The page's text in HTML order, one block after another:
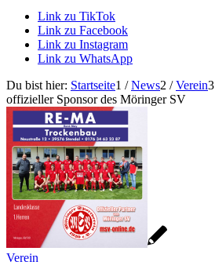
Link zu TikTok
Link zu Facebook
Link zu Instagram
Link zu WhatsApp
Du bist hier: Startseite1 / News2 / Verein3
offizieller Sponsor des Möringer SV
Verein